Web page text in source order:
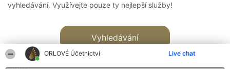
ORLOVÉ Účetnictví Live chat
vyhledávání. Využívejte pouze ty nejlepší služby!
Vyhledávání